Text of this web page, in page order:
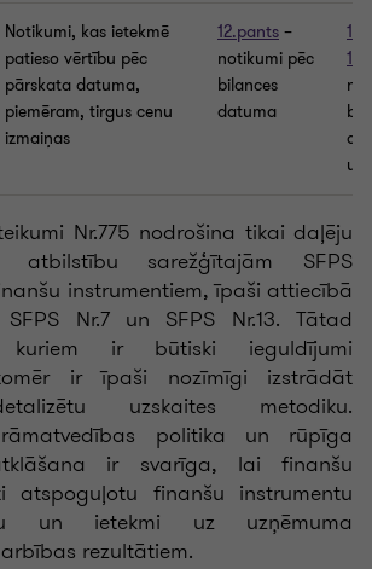
Notikumi, kas ietekmē
patieso vērtību pēc
pārskata datuma,
piemēram, tirgus cenu
izmaiņas
12.pants –
notikumi pēc
bilances
datuma
Nr.775 nodrošina tikai daļēju
atbilstību sarežģītajām SFPS
instrumentiem, īpaši attiecībā
Nr.7 un SFPS Nr.13. Tātad
kuriem ir būtiski ieguldījumi
ir īpaši nozīmīgi izstrādāt
uzskaites metodiku.
politika un rūpīga
ir svarīga, lai finanšu
atspoguļotu finanšu instrumentu
un ietekmi uz uzņēmuma
rezultātiem.